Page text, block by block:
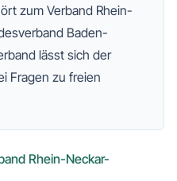
zum Verband Rhein-
Baden-
lässt sich der
Fragen zu freien
Rhein-Neckar-